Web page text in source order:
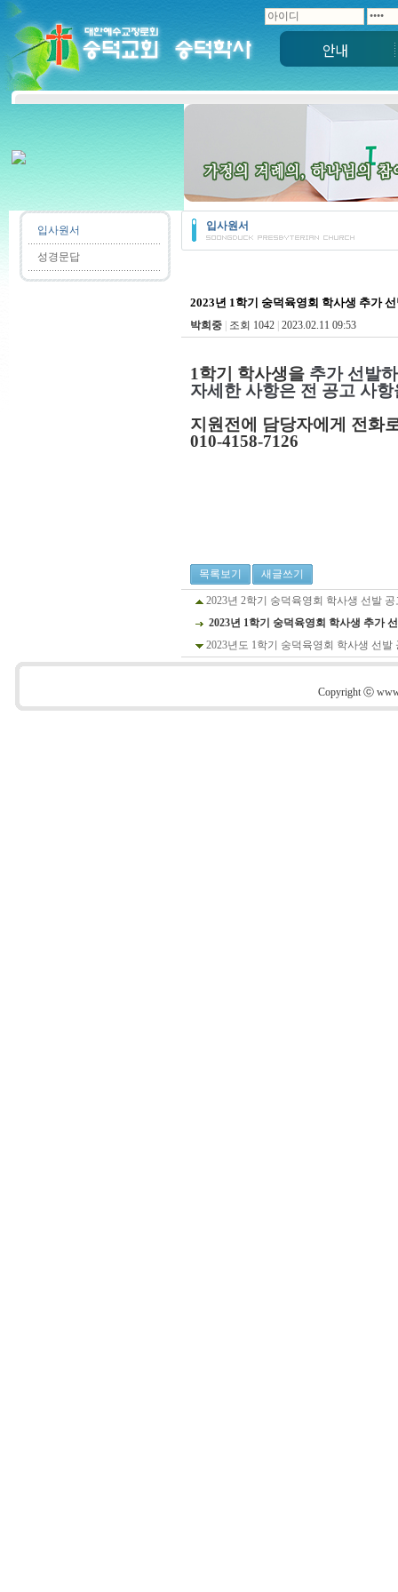
안내
입사원서
성경문답
입사원서
2023년 1학기 숭덕육영회 학사생 추가
박희중 조회 1042 2023.02.11 09:53
1학기 학사생을 추가선발
자세한 사항은 전 공고 사항
지원전에 담당자에게 전화
010-4158-7126
목록보기 새글쓰기
2023년 2학기 숭덕육영회 학사생 선발 공
2023년 1학기 숭덕육영회 학사생 추가
2023년도 1학기 숭덕육영회 학사생 선발
Copyright ⓒ